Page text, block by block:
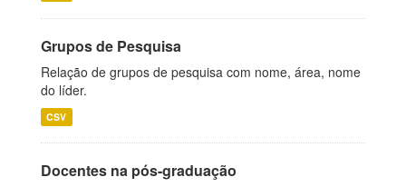
Grupos de Pesquisa
Relação de grupos de pesquisa com nome, área, nome
do líder.
CSV
Docentes na pós-graduação